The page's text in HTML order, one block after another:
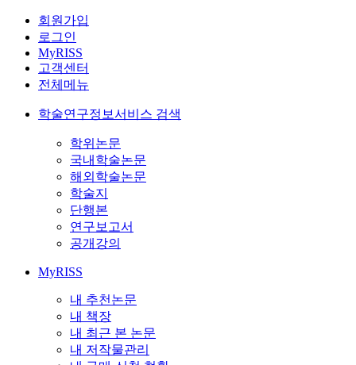
회원가입
로그인
MyRISS
고객센터
전체메뉴
학술연구정보서비스 검색
학위논문
국내학술논문
해외학술논문
학술지
단행본
연구보고서
공개강의
MyRISS
내 추천논문
내 책장
내 최근 본 논문
내 저작물관리